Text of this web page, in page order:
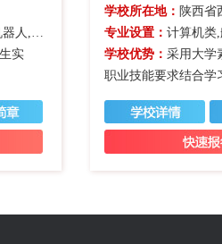
计算机类
实
学校所在地： 陕西省
专业设置： 计算机类
学校优势： 采用大学
职业技能要求结合学